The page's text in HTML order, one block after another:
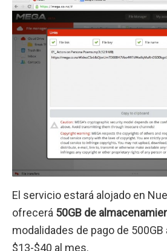
El servicio estará alojado en
ofrecerá 50GB de
modalidades de pago de 500GB
$13-$40 al mes.